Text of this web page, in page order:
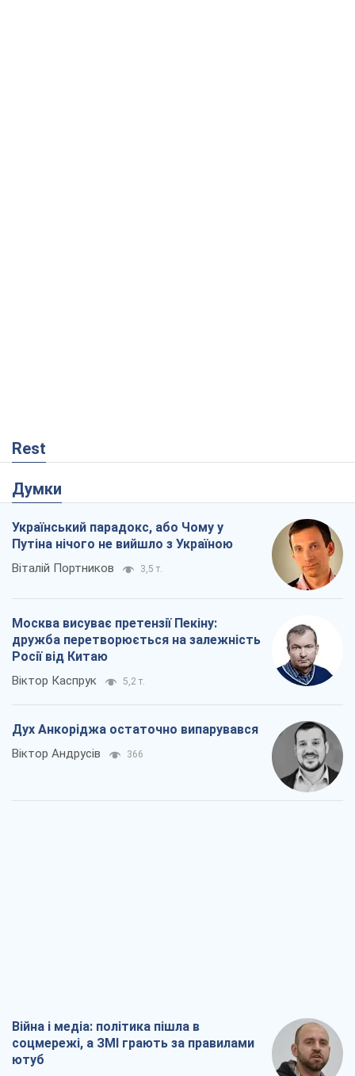
Rest
Думки
Український парадокс, або Чому у
Путіна нічого не вийшло з Україною
Віталій Портников 3,5 т.
Москва висуває претензії Пекіну:
дружба перетворюється на залежність
Росії від Китаю
Віктор Каспрук 5,2 т.
Дух Анкоріджа остаточно випарувався
Віктор Андрусів 366
Війна і медіа: політика пішла в
соцмережі, а ЗМІ грають за правилами
ютуб